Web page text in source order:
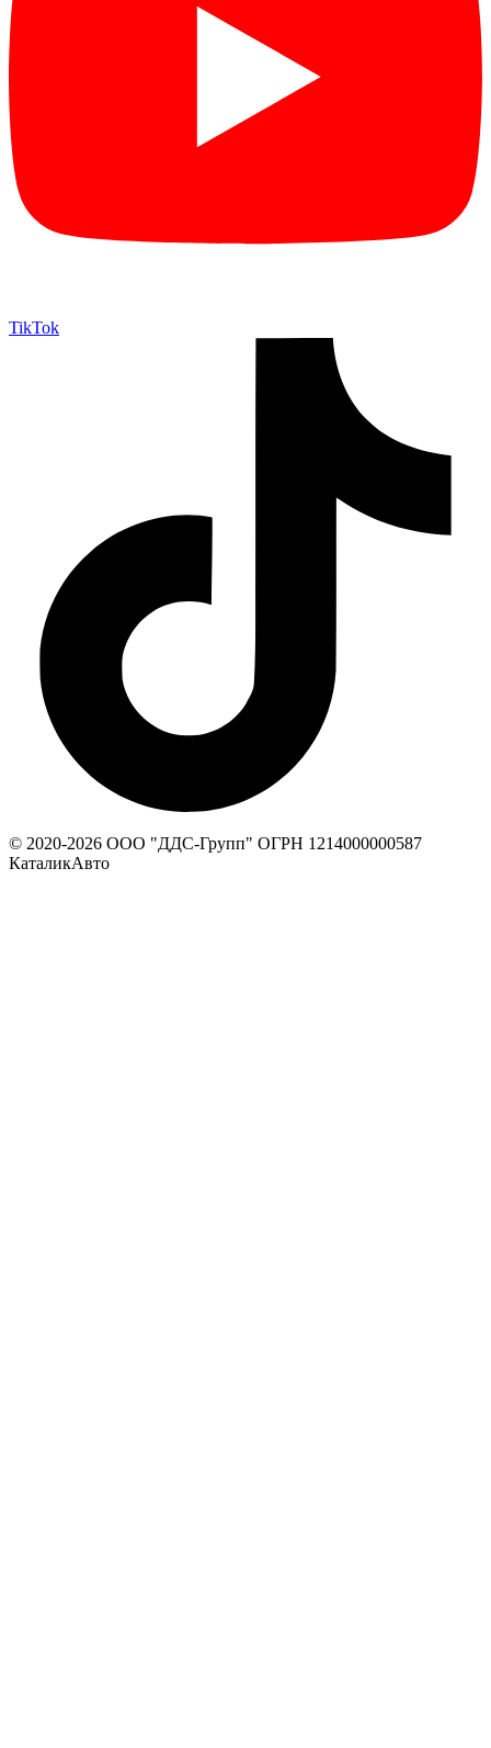
TikTok
© 2020-2026 ООО "ДДС-Групп" ОГРН 1214000000587
КаталикАвто